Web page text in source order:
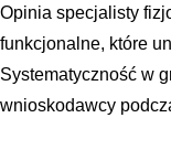
Opinia specjalisty
funkcjonalne, które
Systematyczność w
wnioskodawcy